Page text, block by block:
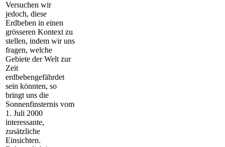
Versuchen wir
jedoch, diese
Erdbeben in einen
grösseren Kontext zu
stellen, indem wir uns
fragen, welche
Gebiete der Welt zur
Zeit
erdbebengefährdet
sein könnten, so
bringt uns die
Sonnenfinsternis vom
1. Juli 2000
interessante,
zusätzliche
Einsichten.